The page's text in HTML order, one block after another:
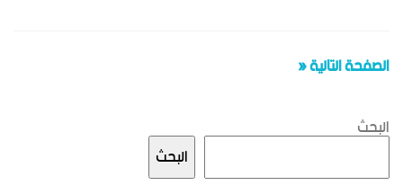
الصفحة التالية «
البحث
البحث